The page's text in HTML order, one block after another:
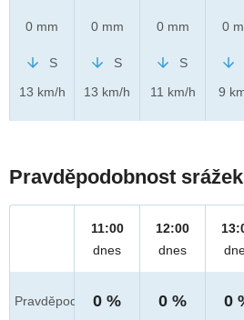
0 mm
S
13 km/h
0 mm
S
13 km/h
0 mm
S
11 km/h
0
9
Pravděpodobnost
Pravděpod.
11:00
dnes
0 %
12:00
dnes
0 % 0